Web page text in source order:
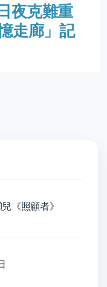
夜克難重
走廊」記
《照顧者》